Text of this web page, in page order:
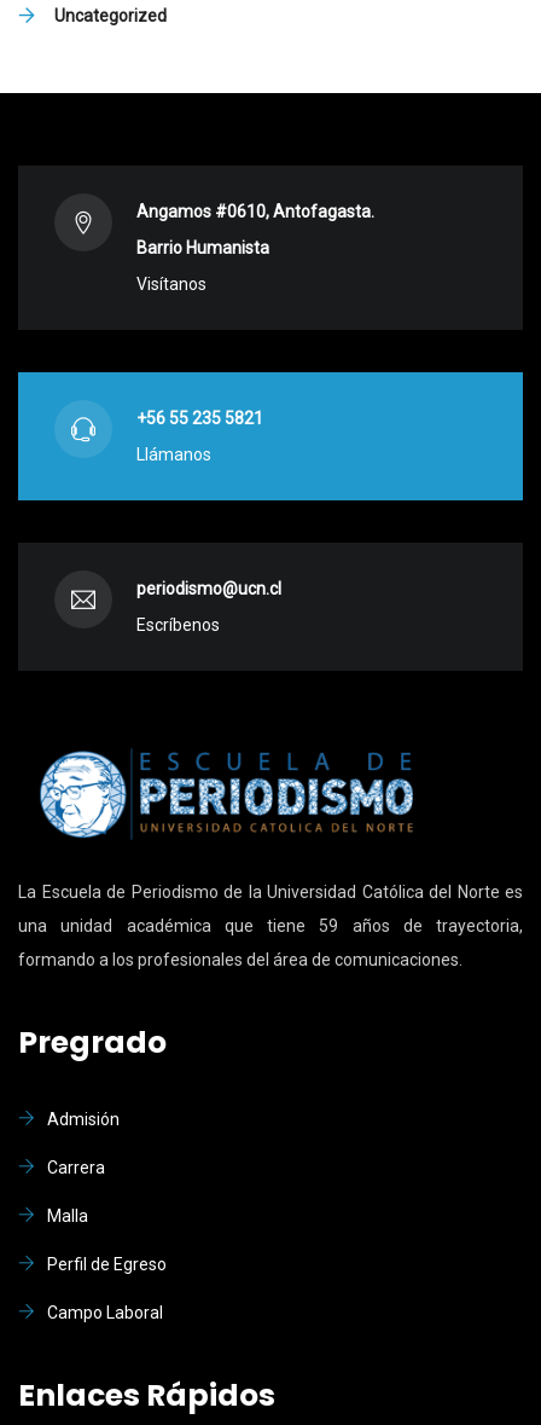
Uncategorized
Angamos #0610, Antofagasta.
Barrio Humanista
Visítanos
+56 55 235 5821
Llámanos
periodismo@ucn.cl
Escríbenos
La Escuela de Periodismo de la Universidad Católica del Norte es
una unidad académica que tiene 59 años de trayectoria,
formando a los profesionales del área de comunicaciones.
Pregrado
Admisión
Carrera
Malla
Perfil de Egreso
Campo Laboral
Enlaces Rápidos